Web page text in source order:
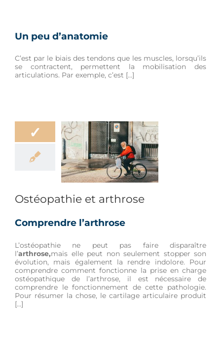
Un peu d’anatomie
C’est par le biais des tendons que les muscles, lorsqu’ils
se contractent, permettent la mobilisation des
articulations. Par exemple, c’est […]
✓
et arthrose
Ostéopathie et arthrose
Comprendre l’arthrose
L’ostéopathie ne peut pas faire disparaître
l’arthrose,mais elle peut non seulement stopper son
évolution, mais également la rendre indolore. Pour
comprendre comment fonctionne la prise en charge
ostéopathique de l’arthrose, il est nécessaire de
comprendre le fonctionnement de cette pathologie.
Pour résumer la chose, le cartilage articulaire produit
[…]